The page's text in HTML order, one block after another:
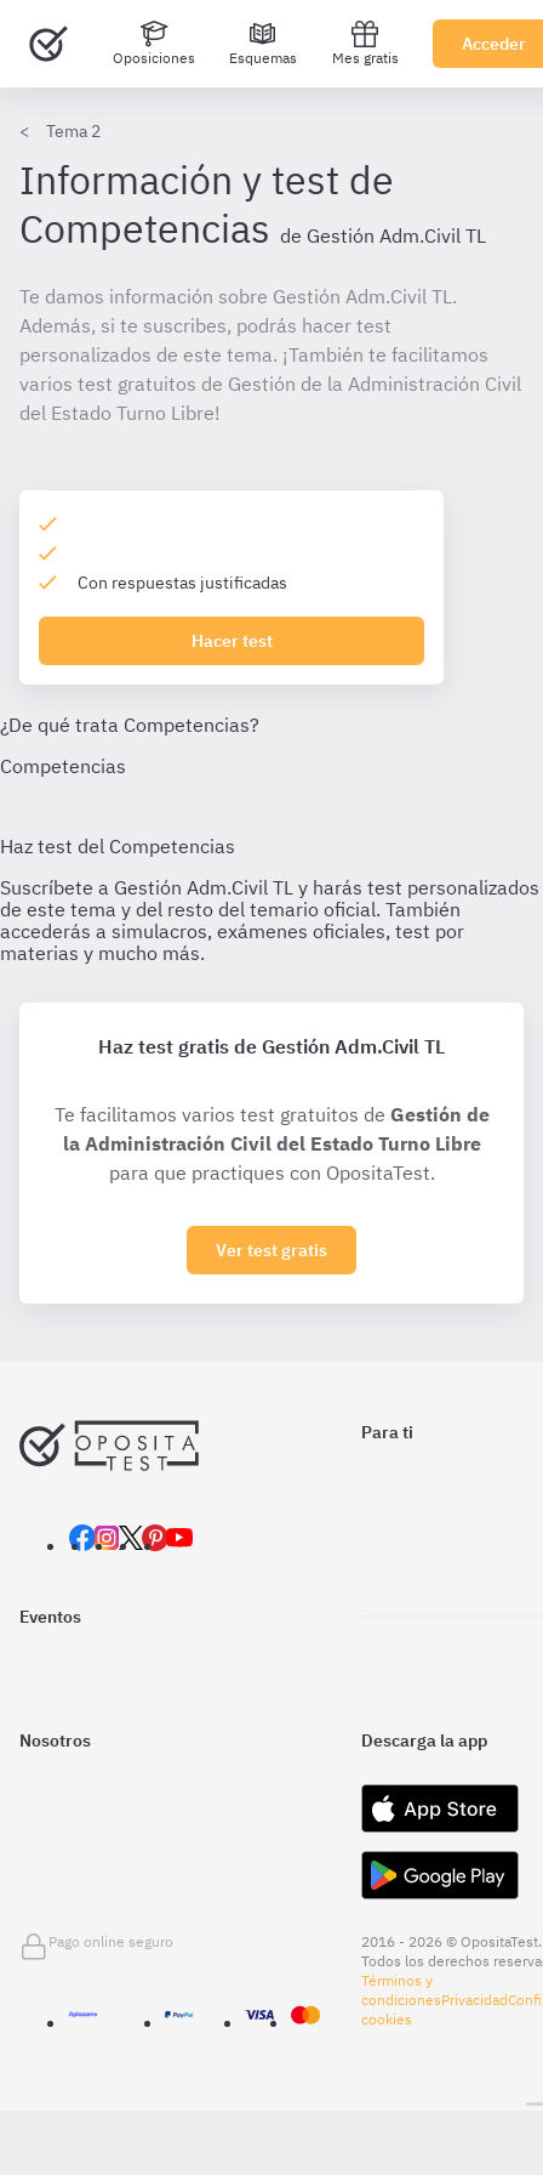
Oposiciones Esquemas Mes gratis
Acceder
Tema 2
Información y test de
Competencias de Gestión Adm.Civil TL
Te damos información sobre Gestión Adm.Civil TL.
Además, si te suscribes, podrás hacer test
personalizados de este tema. ¡También te facilitamos
varios test gratuitos de Gestión de la Administración Civil
del Estado Turno Libre!
Con respuestas justificadas
Hacer test
Haz test gratis de Gestión Adm.Civil TL
Te facilitamos varios test gratuitos de Gestión de
la Administración Civil del Estado Turno Libre
para que practiques con OpositaTest.
Ver test gratis
Para ti
Eventos
Nosotros Descarga la app
Pago online seguro
2016 - 2026 © OpositaTest.
Todos los derechos
Términos y
condicionesPrivacidad
cookies